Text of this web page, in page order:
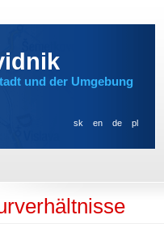
und der Umgebung
sk en de pl